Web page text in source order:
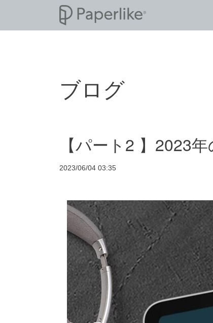
ブログ
【パート2 】2023
2023/06/04 03:35